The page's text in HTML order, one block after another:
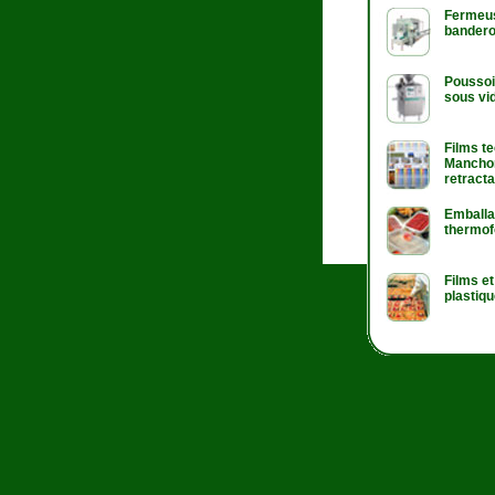
sous
Films
Films